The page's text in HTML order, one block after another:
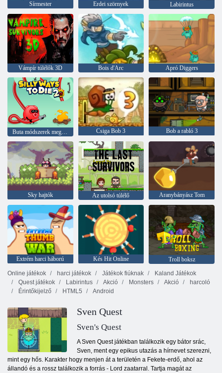
Sírmester Erdei szörnyek Labirintus
Vámpír túlélők 3D Bois d'Arc Apró Diggers
Csiga Bob 3 Bob a rabló 3
Sky hajtók Az utolsó túlélő Aranybányász Tom
Extrém harci háború Kés Hit Online
Troll boksz
Online játékok
harci játékok Játékok fiúknak
Kaland Játékok
Quest játékok
Labirintus Akció Monsters Akció
harcoló
Érintőkijelző
HTML5 Android
Sven Quest
Sven's Quest
A Sven Quest játékban találkozik egy bátor srác,
Sven, ment egy epikus utazás a hírnevet szerezni,
mint egy hős. Karakter hogy menjen át a területén a Fekete-erdő, ahol az
állandó és a rossz találkozik a forrás - Lord zaatarral. Tartja magát az